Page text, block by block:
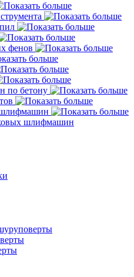
фенов
по бетону
шлифмашин
шлифмашин